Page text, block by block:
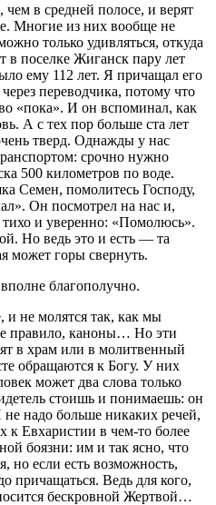
в средней полосе, и верят
Многие из них вообще не
только удивляться, откуда
в поселке Жиганск пару лет
ему 112 лет. Я причащал его
переводчика, потому что
«пока». И он вспоминал, как
А с тех пор больше ста лет
тверд. Однажды у нас
срочно нужно
500 километров по воде.
Семен, помолитесь Господу,
Он посмотрел на нас и,
тихо и уверенно: «Помолюсь».
Но ведь это и есть — та
может горы свернуть.
благополучно.
и не молятся так, как мы
правило, каноны… Но эти
в храм или в молитвенный
обращаются к Богу. У них
может два слова только
стоишь и понимаешь: он
не надо больше никаких речей,
к Евхаристии в чем-то более
боязни: им и так ясно, что
но если есть возможность,
причащаться. Ведь для кого,
бескровной Жертвой…